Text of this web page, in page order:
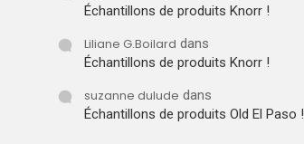
Échantillons de produits Knorr !
Liliane G.Boilard dans
Échantillons de produits Knorr !
suzanne dulude dans
Échantillons de produits Old El Paso !